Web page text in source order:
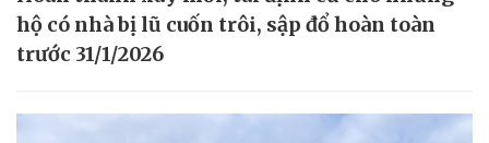
hộ có nhà bị lũ cuốn trôi, sập đổ hoàn toàn
trước 31/1/2026